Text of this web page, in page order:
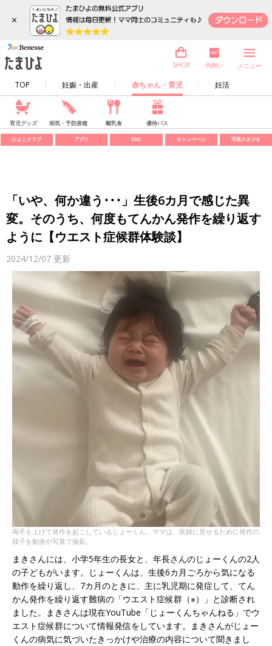
×
TOP 妊娠・出産 赤ちゃん・育児 妊活
SHOP 内祝い メニュー
育児グッズ 病気・予防接種 離乳食 優待パス
ひよこクラブ アプリ SNS キャンペーン 写真スタジオ
「いや、何か違う･･･」生後6カ月で感じた異
変。そのうち、何度もてんかん発作を繰り返す
ように【ウエスト症候群体験談】
2024/12/07 更新
両手を上げて発作を起こしているじょーくん。ママは、医師に見せるために発作の
様子を動画や写真で撮影。
まきさんには、小学5年生の長女と、年長さんのじょーくんの2人
の子どもがいます。じょーくんは、生後6カ月ごろから気になる
動作を繰り返し、7カ月のときに、主に乳児期に発症して、てん
かん発作を繰り返す難病の「ウエスト症候群（※）」と診断され
ました。まきさんは現在YouTube「じょーくんちゃんねる」でウ
エスト症候群について情報発信をしています。まきさんがじょー
くんの病気に気づいたきっかけや治療の内容について聞きまし